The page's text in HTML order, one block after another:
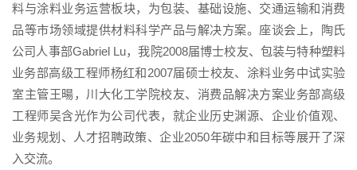
料与涂料业务运营板块，为包装、基础设施、交通运输和消费
品等市场领域提供材料科学产品与解决方案。座谈会上，陶氏
公司人事部Gabriel Lu，我院2008届博士校友、包装与特种塑料
业务部高级工程师杨红和2007届硕士校友、涂料业务中试实验
室主管王暘，川大化工学院校友、消费品解决方案业务部高级
工程师吴含光作为公司代表，就企业历史渊源、企业价值观、
业务规划、人才招聘政策、企业2050年碳中和目标等展开了深
入交流。